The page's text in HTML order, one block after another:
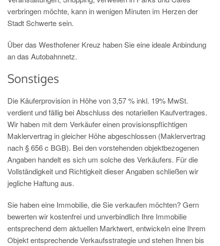
verbringen möchte, kann in wenigen Minuten im Herzen der
Stadt Schwerte sein.
Über das Westhofener Kreuz haben Sie eine ideale Anbindung
an das Autobahnnetz.
Sonstiges
Die Käuferprovision in Höhe von 3,57 % inkl. 19% MwSt.
verdient und fällig bei Abschluss des notariellen Kaufvertrages.
Wir haben mit dem Verkäufer einen provisionspflichtigen
Maklervertrag in gleicher Höhe abgeschlossen (Maklervertrag
nach § 656 c BGB). Bei den vorstehenden objektbezogenen
Angaben handelt es sich um solche des Verkäufers. Für die
Vollständigkeit und Richtigkeit dieser Angaben schließen wir
jegliche Haftung aus.
Sie haben eine Immobilie, die Sie verkaufen möchten? Gern
bewerten wir kostenfrei und unverbindlich Ihre Immobilie
entsprechend dem aktuellen Marktwert, entwickeln eine Ihrem
Objekt entsprechende Verkaufsstrategie und stehen Ihnen bis